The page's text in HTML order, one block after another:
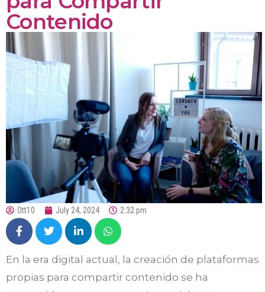
Contenido
Ott10 July 24, 2024 2:32 pm
En la era digital actual, la creación de plataformas
propias para compartir contenido se ha